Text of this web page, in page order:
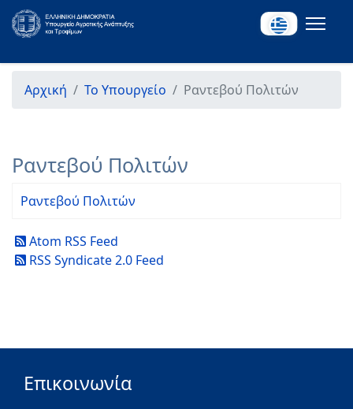
Αρχική Το Υπουργείο Ραντεβού Πολιτών
Ραντεβού Πολιτών
Ραντεβού Πολιτών
Atom RSS Feed
RSS Syndicate 2.0 Feed
Επικοινωνία